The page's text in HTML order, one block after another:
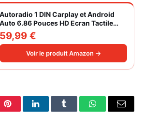
Autoradio 1 DIN Carplay et Android
Auto 6.86 Pouces HD Ecran Tactile
Poste Radio Voiture Soutien Lien
Miroir iOS/Android/Radio FM/USB/EQ
Autoradio Bluetooth Caméra de Recul
59,99 €
Voir le produit Amazon →
PinterestLinkedInTumblr WhatsAppEmail